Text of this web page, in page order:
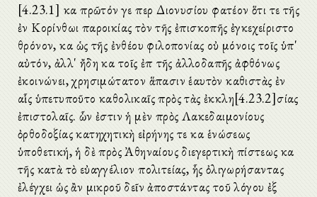
[4.23.1] καὶ πρῶτόν γε περὶ Διονυσίου φατέον ὅτι τε τῆς
ἐν Κορίνθωι παροικίας τὸν τῆς ἐπισκοπῆς ἐγκεχείριστο
θρόνον, καὶ ὡς τῆς ἐνθέου φιλοπονίας οὐ μόνοις τοῖς ὑπ'
αὐτόν, ἀλλ' ἤδη καὶ τοῖς ἐπὶ τῆς ἀλλοδαπῆς ἀφθόνως
ἐκοινώνει, χρησιμώτατον ἅπασιν ἑαυτὸν καθιστὰς ἐν
αἷς ὑπετυποῦτο καθολικαῖς πρὸς τὰς ἐκκλη[4.23.2]σίας
ἐπιστολαῖς. ὧν ἐστιν ἡ μὲν πρὸς Λακεδαιμονίους
ὀρθοδοξίας κατηχητικὴ εἰρήνης τε καὶ ἑνώσεως
ὑποθετική, ἡ δὲ πρὸς Ἀθηναίους διεγερτικὴ πίστεως καὶ
τῆς κατὰ τὸ εὐαγγέλιον πολιτείας, ἧς ὀλιγωρήσαντας
ἐλέγχει ὡς ἂν μικροῦ δεῖν ἀποστάντας τοῦ λόγου ἐξ